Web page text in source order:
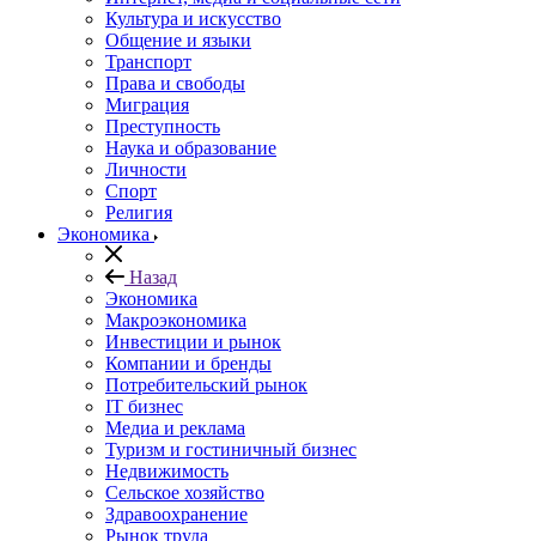
Культура и искусство
Общение и языки
Транспорт
Права и свободы
Миграция
Преступность
Наука и образование
Личности
Спорт
Религия
Экономика
Назад
Экономика
Макроэкономика
Инвестиции и рынок
Компании и бренды
Потребительский рынок
IT бизнес
Медиа и реклама
Туризм и гостиничный бизнес
Недвижимость
Сельское хозяйство
Здравоохранение
Рынок труда